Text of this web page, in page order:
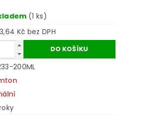
(1 ks)
163,64 Kč bez DPH
200ML